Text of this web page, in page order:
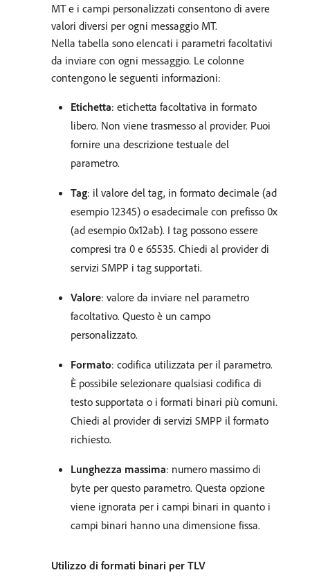
MT e i campi personalizzati consentono di avere
valori diversi per ogni messaggio MT.
Nella tabella sono elencati i parametri facoltativi
da inviare con ogni messaggio. Le colonne
contengono le seguenti informazioni:
Etichetta: etichetta facoltativa in formato
libero. Non viene trasmesso al provider. Puoi
fornire una descrizione testuale del
parametro.
Tag: il valore del tag, in formato decimale (ad
esempio 12345) o esadecimale con prefisso 0x
(ad esempio 0x12ab). I tag possono essere
compresi tra 0 e 65535. Chiedi al provider di
servizi SMPP i tag supportati.
Valore: valore da inviare nel parametro
facoltativo. Questo è un campo
personalizzato.
Formato: codifica utilizzata per il parametro.
È possibile selezionare qualsiasi codifica di
testo supportata o i formati binari più comuni.
Chiedi al provider di servizi SMPP il formato
richiesto.
Lunghezza massima: numero massimo di
byte per questo parametro. Questa opzione
viene ignorata per i campi binari in quanto i
campi binari hanno una dimensione fissa.
Utilizzo di formati binari per TLV